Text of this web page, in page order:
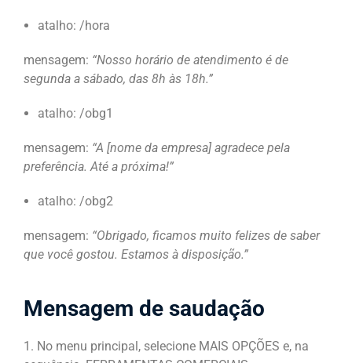
atalho: /hora
mensagem: “Nosso horário de atendimento é de
segunda a sábado, das 8h às 18h.”
atalho: /obg1
mensagem: “A [nome da empresa] agradece pela
preferência. Até a próxima!”
atalho: /obg2
mensagem: “Obrigado, ficamos muito felizes de saber
que você gostou. Estamos à disposição.”
Mensagem de saudação
1. No menu principal, selecione MAIS OPÇÕES e, na